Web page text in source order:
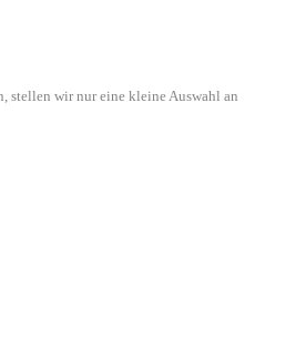
stellen wir nur eine kleine Auswahl an